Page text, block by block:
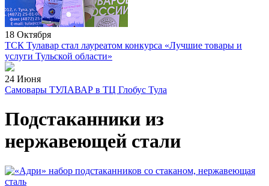
18 Октября
ТСК Тулавар стал лауреатом конкурса «Лучшие товары и
услуги Тульской области»
24 Июня
Самовары ТУЛАВАР в ТЦ Глобус Тула
Подстаканники из
нержавеющей стали